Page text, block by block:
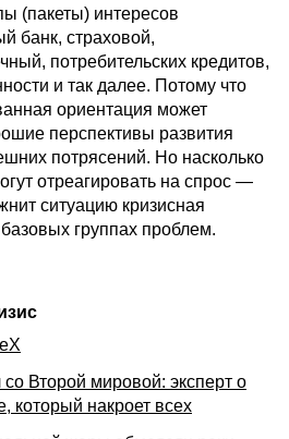
(пакеты) интересов
банк, страховой,
потребительских кредитов,
и так далее. Потому что
ориентация может
перспективы развития
потрясений. Но насколько
отреагировать на спрос —
ситуацию кризисная
группах проблем.
Второй мировой: эксперт о
который накроет всех